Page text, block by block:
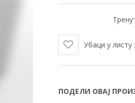
Убаци у
ПОДЕЛИ ОВАЈ